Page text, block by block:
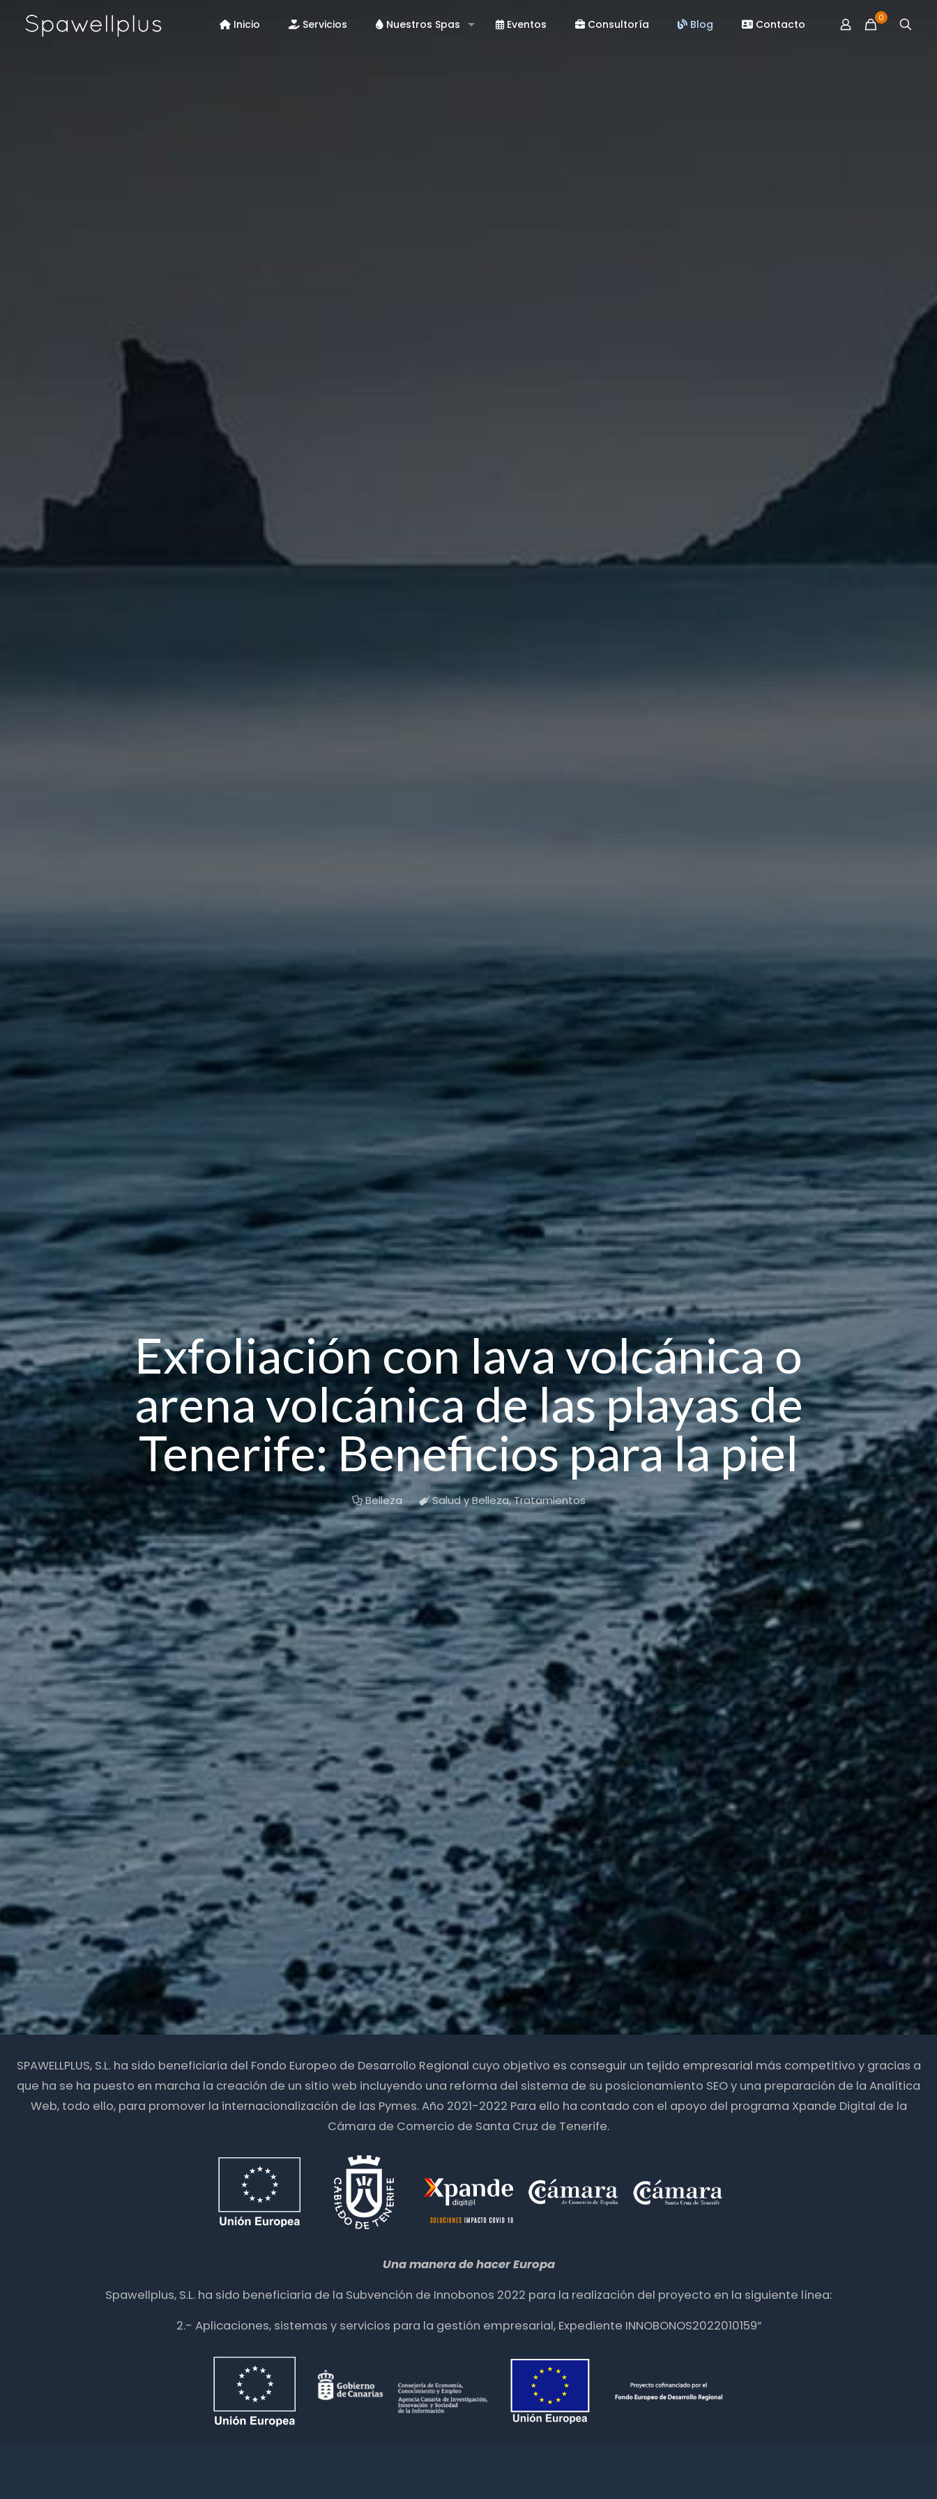
Inicio Servicios Nuestros Spas Eventos Consultoría Blog Contacto 0
Exfoliación con lava volcánica o
arena volcánica de las playas de
Tenerife: Beneficios para la piel
Belleza Salud y Belleza,Tratamientos
SPAWELLPLUS, S.L. ha sido beneficiaria del Fondo Europeo de Desarrollo Regional cuyo objetivo es conseguir un tejido empresarial más competitivo y gracias a
que ha se ha puesto en marcha la creación de un sitio web incluyendo una reforma del sistema de su posicionamiento SEO y una preparación de la Analítica
Web, todo ello, para promover la internacionalización de las Pymes. Año 2021-2022 Para ello ha contado con el apoyo del programa Xpande Digital de la
Cámara de Comercio de Santa Cruz de Tenerife.
Una manera de hacer Europa
Spawellplus, S.L. ha sido beneficiaria de la Subvención de Innobonos 2022 para la realización del proyecto en la siguiente línea:
2.- Aplicaciones, sistemas y servicios para la gestión empresarial, Expediente INNOBONOS2022010159”